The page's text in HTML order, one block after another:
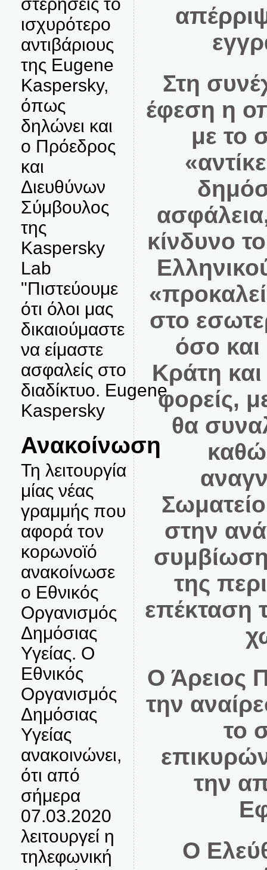
ισχυρότερο
αντιβάριους
της Eugene
Kaspersky,
όπως
δηλώνει και
ο Πρόεδρος
και
Διευθύνων
Σύμβουλος
της
Kaspersky
Lab
"Πιστεύουμε
ότι όλοι μας
δικαιούμαστε
να είμαστε
ασφαλείς στο
διαδίκτυο. Eugene
Kaspersky
Ανακοίνωση
Τη λειτουργία
μίας νέας
γραμμής που
αφορά τον
κορωνοϊό
ανακοίνωσε
ο Εθνικός
Οργανισμός
Δημόσιας
Υγείας. Ο
Εθνικός
Οργανισμός
Δημόσιας
Υγείας
ανακοινώνει,
ότι από
σήμερα
07.03.2020
λειτουργεί η
τηλεφωνική
Στη
έφεση η
με το
κίνδυνο
στο
όσο και
Κράτη
φορείς,
θα
στην
της
επέκταση
Ο Άρειος
την
το
την
Ο